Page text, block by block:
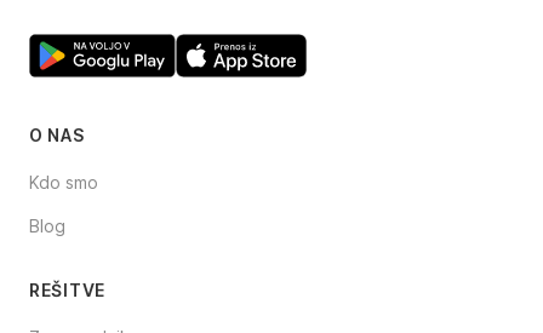
O NAS
Kdo smo
Blog
REŠITVE